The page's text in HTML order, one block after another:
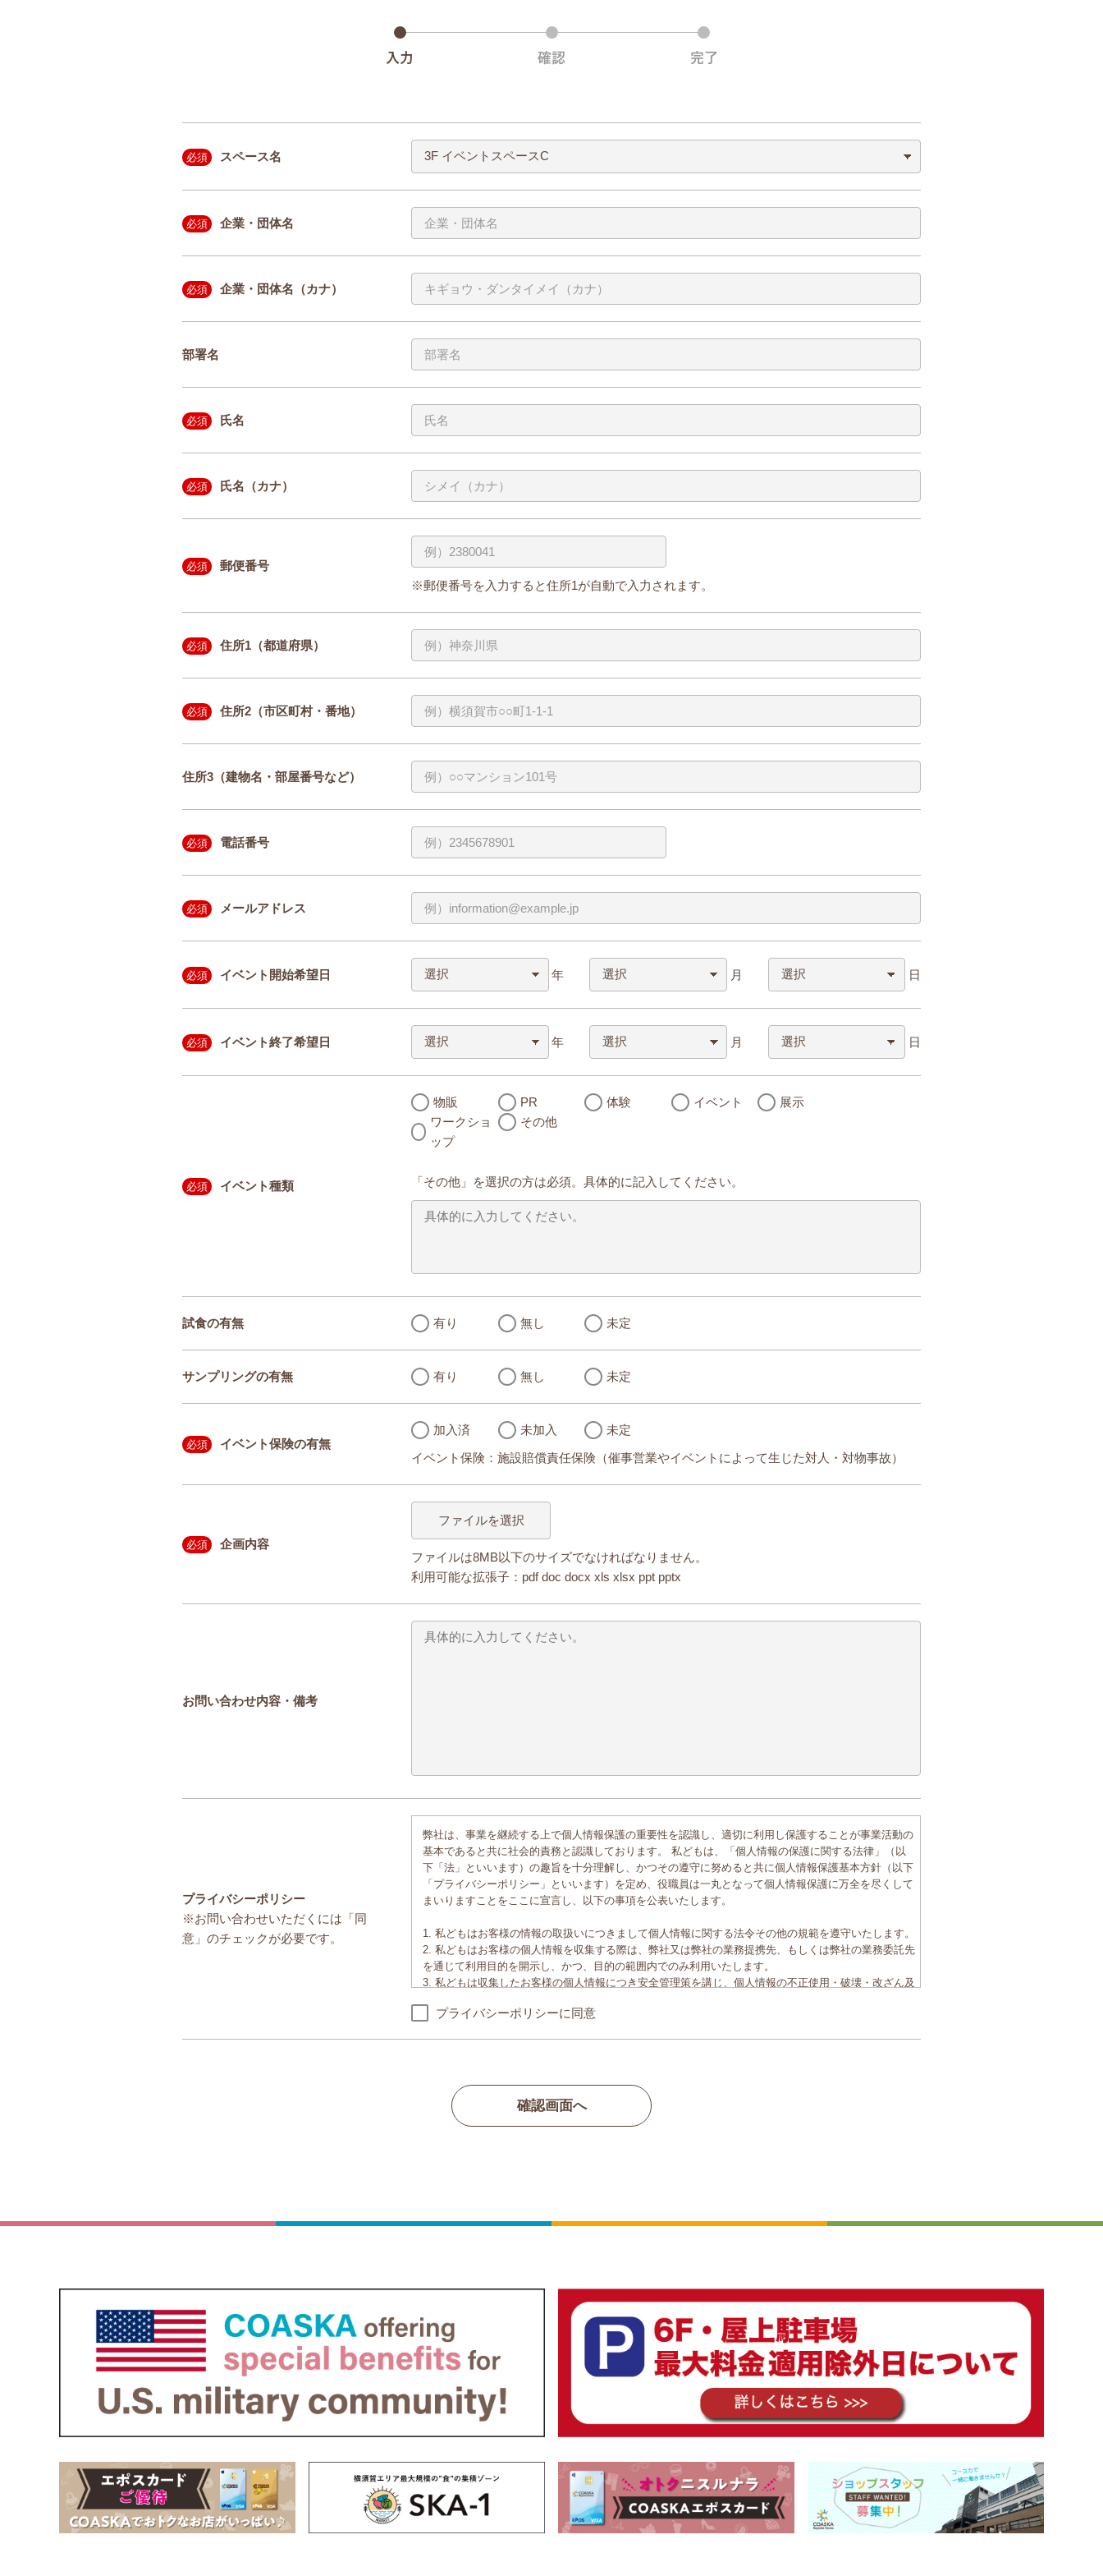
必須 スペース名
必須 企業・団体名
必須 企業・団体名（カナ）
部署名
必須 氏名
必須 氏名（カナ）
必須
郵便番号
※郵便番号を入力すると住所1が自動で入力されます。
必須 住所1（都道府県）
必須 住所2（市区町村・番地）
住所3（建物名・部屋番号など）
必須 電話番号
必須 メールアドレス
必須 イベント開始希望日 年 月 日
必須 イベント終了希望日 年 月 日
必須 イベント種類
物販 PR 体験 イベント
展示
ワークショ
ップ
その他
「その他」を選択の方は必須。具体的に記入してください。
試食の有無 有り 無し 未定
サンプリングの有無 有り 無し 未定
必須 イベント保険の有無
加入済 未加入
未定
イベント保険：施設賠償責任保険（催事営業やイベントによって生じた対人・対物事故）
必須 企画内容
ファイルを選択
ファイルは8MB以下のサイズでなければなりません。
利用可能な拡張子：pdf doc docx xls xlsx ppt pptx
お問い合わせ内容・備考
プライバシーポリシー
※お問い合わせいただくには「同
意」のチェックが必要です。
弊社は、事業を継続する上で個人情報保護の重要性を認識し、適切に利用し保護することが事業活動の
基本であると共に社会的責務と認識しております。 私どもは、「個人情報の保護に関する法律」（以
下「法」といいます）の趣旨を十分理解し、かつその遵守に努めると共に個人情報保護基本方針（以下
「プライバシーポリシー」といいます）を定め、役職員は一丸となって個人情報保護に万全を尽くして
まいりますことをここに宣言し、以下の事項を公表いたします。
1. 私どもはお客様の情報の取扱いにつきまして個人情報に関する法令その他の規範を遵守いたします。
2. 私どもはお客様の個人情報を収集する際は、弊社又は弊社の業務提携先、もしくは弊社の業務委託先
を通じて利用目的を開示し、かつ、目的の範囲内でのみ利用いたします。
3. 私どもは収集したお客様の個人情報につき安全管理策を講じ、個人情報の不正使用・破壊・改ざん及
4. 私どもはお客様ご本人の承諾がある場合、法令等により開示が要請される場合、お客様から個人情報
やかに対応いたします。
6. 私どもはお客様の個人情報を適切に取扱うために、役職員への教育や啓発および社内体制の整備強化
について、継続的・恒常的な見直しを図り、改善してまいります。
プライバシーポリシーに同意
確認画面へ